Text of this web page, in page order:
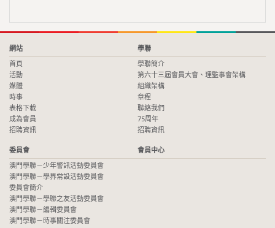
網站
首頁
活動
媒體
時事
表格下載
成為會員
招聘資訊
學聯
學聯簡介
第六十三屆會員大會、理監事會架構
組織架構
章程
聯絡我們
75周年
招聘資訊
委員會
澳門學聯－少年警訊活動委員會
澳門學聯－學界常設活動委員會
委員會簡介
澳門學聯－學聯之友活動委員會
澳門學聯－編輯委員會
澳門學聯－時事關注委員會
會員中心